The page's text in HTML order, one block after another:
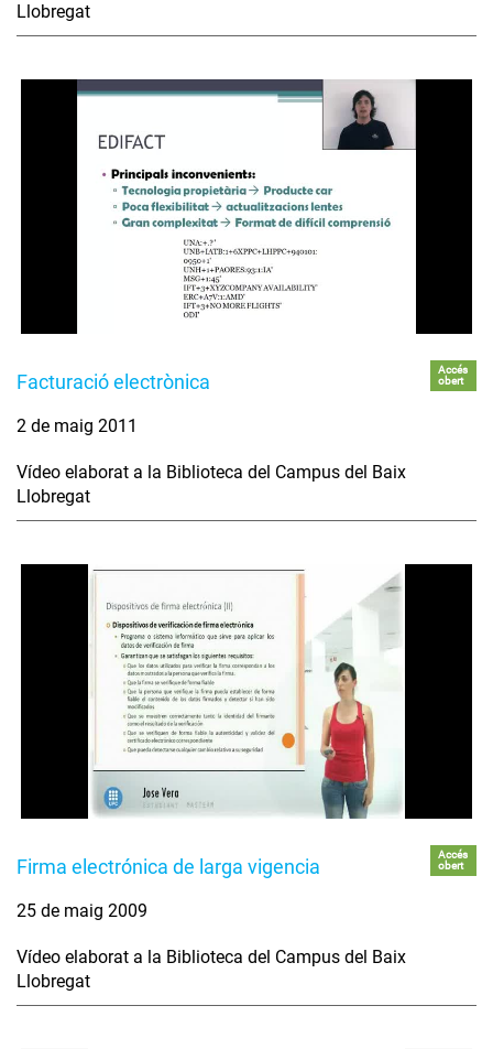
Llobregat
Facturació electrònica
Accés
obert
2 de maig 2011
Vídeo elaborat a la Biblioteca del Campus del Baix
Llobregat
Firma electrónica de larga vigencia
Accés
obert
25 de maig 2009
Vídeo elaborat a la Biblioteca del Campus del Baix
Llobregat